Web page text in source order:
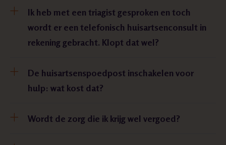
Ik heb met een triagist gesproken en toch
wordt er een telefonisch huisartsenconsult in
rekening gebracht. Klopt dat wel?
De huisartsenspoedpost inschakelen voor
hulp: wat kost dat?
Wordt de zorg die ik krijg wel vergoed?